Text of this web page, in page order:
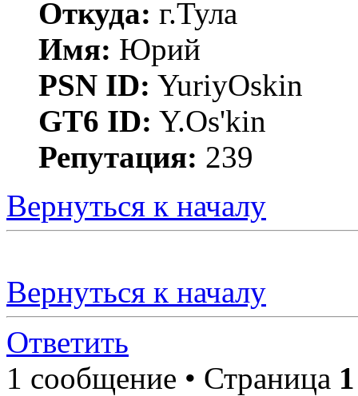
Откуда: г.Тула
Имя: Юрий
PSN ID: YuriyOskin
GT6 ID: Y.Os'kin
Репутация: 239
Вернуться к началу
Вернуться к началу
Ответить
1 сообщение • Страница 1